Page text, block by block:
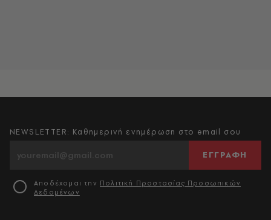
NEWSLETTER: Καθημερινή ενημέρωση στο email σου
ΕΓΓΡΑΦΗ
Αποδέχομαι την Πολιτική Προστασίας Προσωπικών
Δεδομένων